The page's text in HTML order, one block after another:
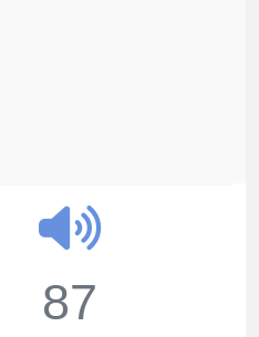
87